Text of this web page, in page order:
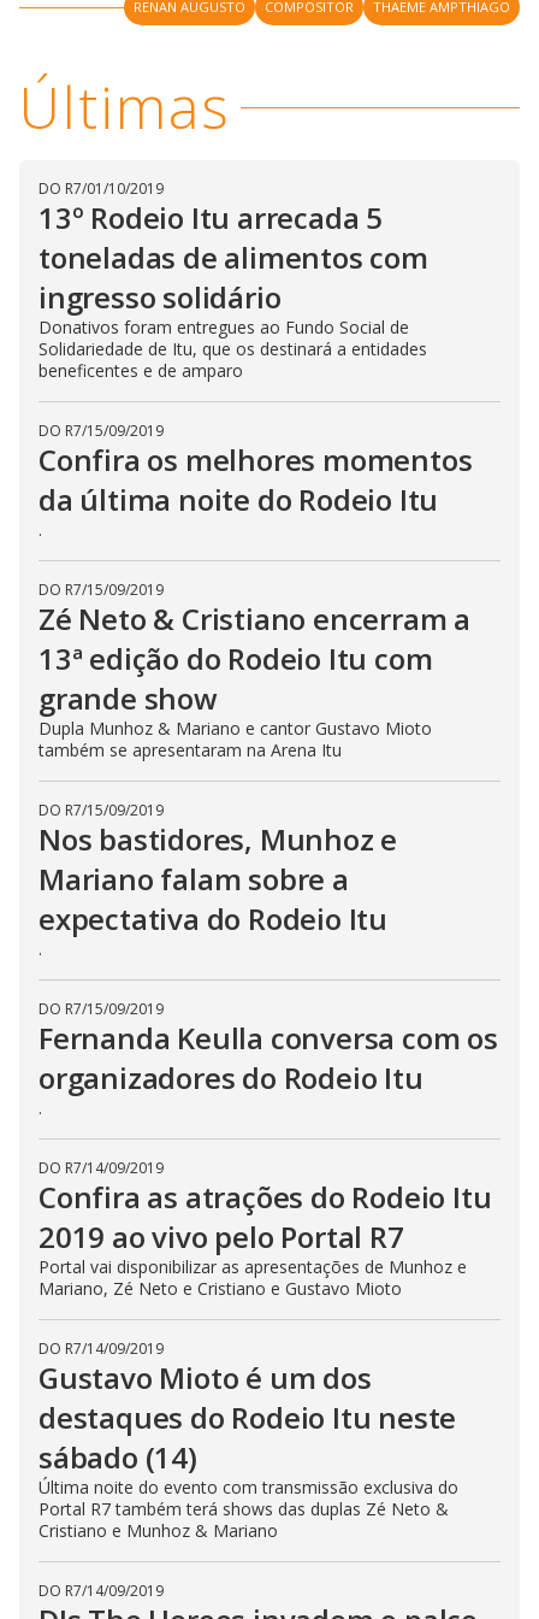
V
i
e
o
d RENAN AUGUSTO COMPOSITOR THAEME AMPTHIAGO
Últimas
DO R7/01/10/2019
13º Rodeio Itu arrecada 5
toneladas de alimentos com
ingresso solidário
Donativos foram entregues ao Fundo Social de
Solidariedade de Itu, que os destinará a entidades
beneficentes e de amparo
DO R7/15/09/2019
Confira os melhores momentos
da última noite do Rodeio Itu
.
DO R7/15/09/2019
Zé Neto & Cristiano encerram a
13ª edição do Rodeio Itu com
grande show
Dupla Munhoz & Mariano e cantor Gustavo Mioto
também se apresentaram na Arena Itu
DO R7/15/09/2019
Nos bastidores, Munhoz e
Mariano falam sobre a
expectativa do Rodeio Itu
.
DO R7/15/09/2019
Fernanda Keulla conversa com os
organizadores do Rodeio Itu
.
DO R7/14/09/2019
Confira as atrações do Rodeio Itu
2019 ao vivo pelo Portal R7
Portal vai disponibilizar as apresentações de Munhoz e
Mariano, Zé Neto e Cristiano e Gustavo Mioto
DO R7/14/09/2019
Gustavo Mioto é um dos
destaques do Rodeio Itu neste
sábado (14)
Última noite do evento com transmissão exclusiva do
Portal R7 também terá shows das duplas Zé Neto &
Cristiano e Munhoz & Mariano
DO R7/14/09/2019